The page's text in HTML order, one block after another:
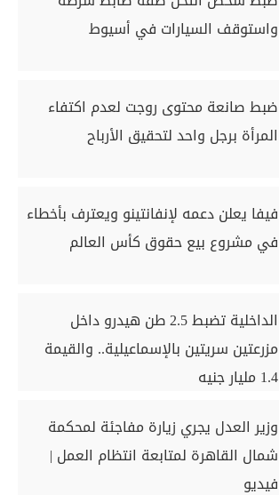
واستوقف السيارات في أسيوط
ضبط صانعة محتوى روجت لعدم اكتفاء
المرأة برجل واحد لتحقيق الأرباح
فيفا يعلن دعمه لإنفانتينو ويعترف بأخطاء
في مشروع بيع حقوق كأس العالم
الداخلية تضبط 2.5 طن هيدرو داخل
مزرعتين سريتين بالإسماعيلية.. والقيمة
1.4 مليار جنيه
وزير العدل يجري زيارة مفاجئة لمحكمة
شمال القاهرة لمتابعة انتظام العمل |
فيديو